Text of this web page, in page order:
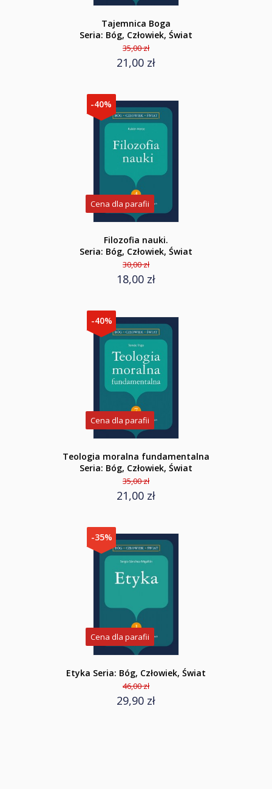
Tajemnica Boga
Seria: Bóg, Człowiek, Świat
35,00 zł
21,00 zł
-40%
Cena dla parafii
Filozofia nauki.
Seria: Bóg, Człowiek, Świat
30,00 zł
18,00 zł
-40%
Cena dla parafii
Teologia moralna fundamentalna
Seria: Bóg, Człowiek, Świat
35,00 zł
21,00 zł
-35%
Cena dla parafii
Etyka Seria: Bóg, Człowiek, Świat
46,00 zł
29,90 zł